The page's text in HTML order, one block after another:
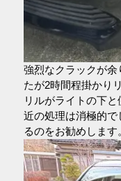
強烈なクラックが
たが2時間程掛かり
リルがライトの下
近の処理は消極的
るのをお勧めします